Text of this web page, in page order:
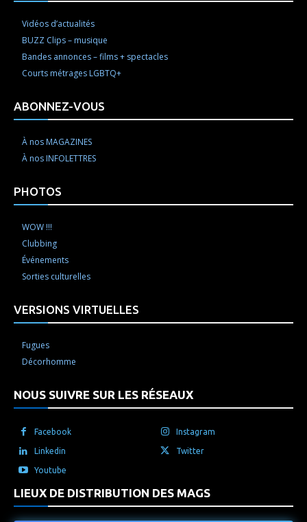
Vidéos d’actualités
BUZZ Clips – musique
Bandes annonces – films + spectacles
Courts métrages LGBTQ+
ABONNEZ-VOUS
À nos MAGAZINES
À nos INFOLETTRES
PHOTOS
WOW !!!
Clubbing
Événements
Sorties culturelles
VERSIONS VIRTUELLES
Fugues
Décorhomme
NOUS SUIVRE SUR LES RÉSEAUX
Facebook Instagram
Linkedin Twitter
Youtube
LIEUX DE DISTRIBUTION DES MAGS